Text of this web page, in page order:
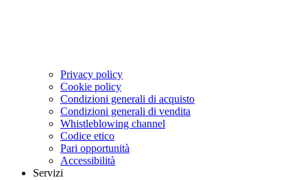
Privacy policy
Cookie policy
Condizioni generali di acquisto
Condizioni generali di vendita
Whistleblowing channel
Codice etico
Pari opportunità
Accessibilità
Servizi